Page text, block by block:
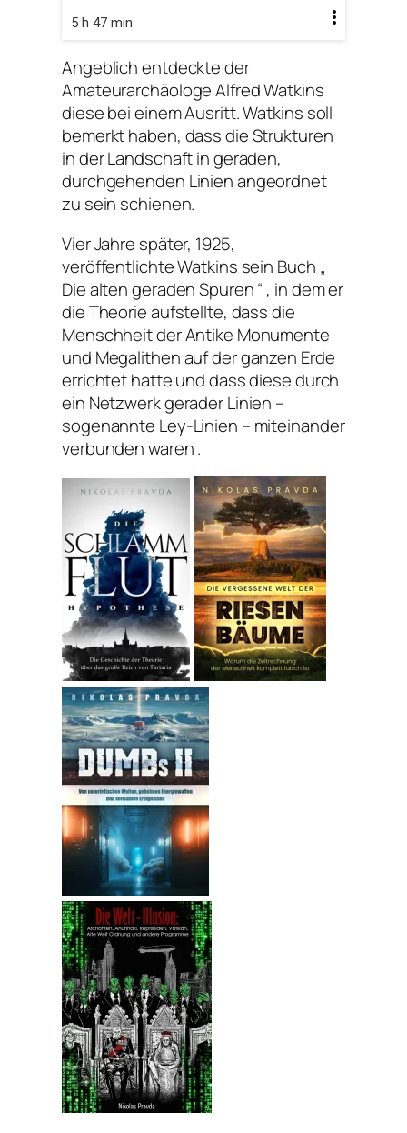
5 h 47 min
Angeblich entdeckte der
Amateurarchäologe Alfred Watkins
diese bei einem Ausritt. Watkins soll
bemerkt haben, dass die Strukturen
in der Landschaft in geraden,
durchgehenden Linien angeordnet
zu sein schienen.
Vier Jahre später, 1925,
veröffentlichte Watkins sein Buch „
Die alten geraden Spuren “ , in dem er
die Theorie aufstellte, dass die
Menschheit der Antike Monumente
und Megalithen auf der ganzen Erde
errichtet hatte und dass diese durch
ein Netzwerk gerader Linien –
sogenannte Ley-Linien – miteinander
verbunden waren .